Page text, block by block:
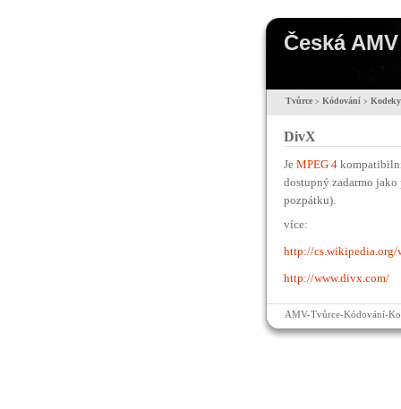
Česká
Tvůrce > Kódování > Kodeky
DivX
Je MPEG 4
dostupný zadarmo
pozpátku).
více:
http://
http://www.divx.com/
AMV-Tvůrce-Kódování-